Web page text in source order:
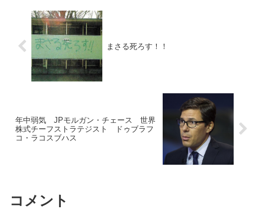
まさる死ろす！！
年中弱気 JPモルガン・チェース 世界
株式チーフストラテジスト ドゥブラフ
コ・ラコスブハス
コメント